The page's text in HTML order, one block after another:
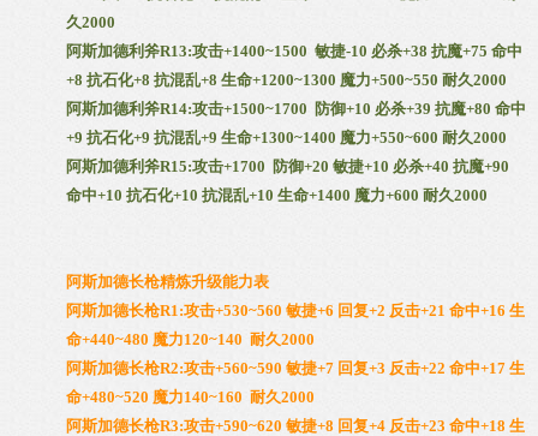
久2000
阿斯加德利斧R13:攻击+1400~1500 敏捷-10 必杀+38 抗魔+75 命中
+8 抗石化+8 抗混乱+8 生命+1200~1300 魔力+500~550 耐久2000
阿斯加德利斧R14:攻击+1500~1700 防御+10 必杀+39 抗魔+80 命中
+9 抗石化+9 抗混乱+9 生命+1300~1400 魔力+550~600 耐久2000
阿斯加德利斧R15:攻击+1700 防御+20 敏捷+10 必杀+40 抗魔+90
命中+10 抗石化+10 抗混乱+10 生命+1400 魔力+600 耐久2000
阿斯加德长枪精炼升级能力表
阿斯加德长枪R1:攻击+530~560 敏捷+6 回复+2 反击+21 命中+16 生
命+440~480 魔力120~140 耐久2000
阿斯加德长枪R2:攻击+560~590 敏捷+7 回复+3 反击+22 命中+17 生
命+480~520 魔力140~160 耐久2000
阿斯加德长枪R3:攻击+590~620 敏捷+8 回复+4 反击+23 命中+18 生